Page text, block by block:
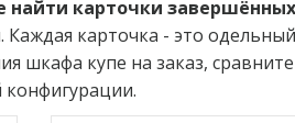
карточки
Каждая карточка - это
шкафа купе на заказ,